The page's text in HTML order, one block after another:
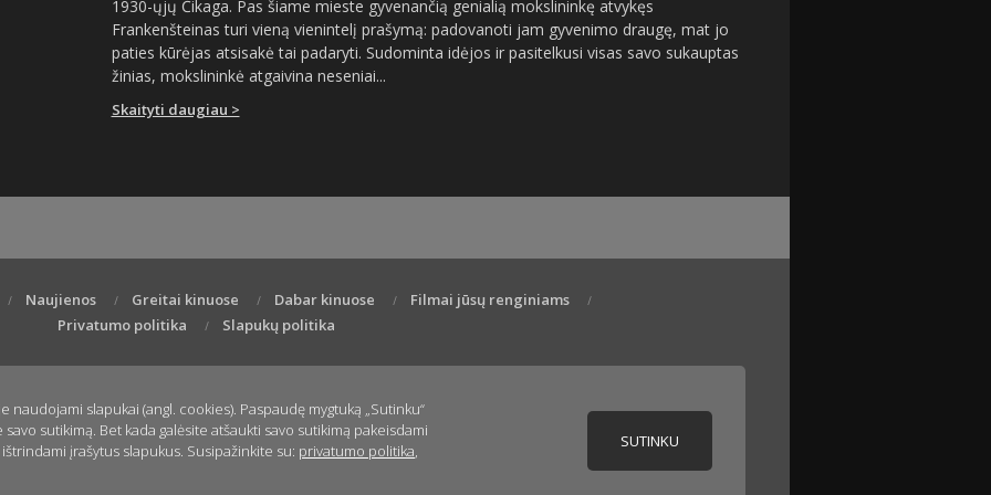
slapukai (angl. cookies). Paspaudę mygtuką „Sutinku“
sutikimą. Bet kada galėsite atšaukti savo sutikimą pakeisdami
įrašytus slapukus. Susipažinkite su: privatumo politika,
SUTINKU
1930-ųjų Čikaga. Pas šiame mieste gyvenančią genialią mokslininkę atvykęs
Frankenšteinas turi vieną vienintelį prašymą: padovanoti jam gyvenimo draugę, mat jo
paties kūrėjas atsisakė tai padaryti. Sudominta idėjos ir pasitelkusi visas savo sukauptas
žinias, mokslininkė atgaivina neseniai...
Skaityti daugiau >
Naujienos Greitai kinuose Dabar kinuose
Filmai jūsų renginiams
Privatumo politika
Slapukų politika
Sukurta: ENTER